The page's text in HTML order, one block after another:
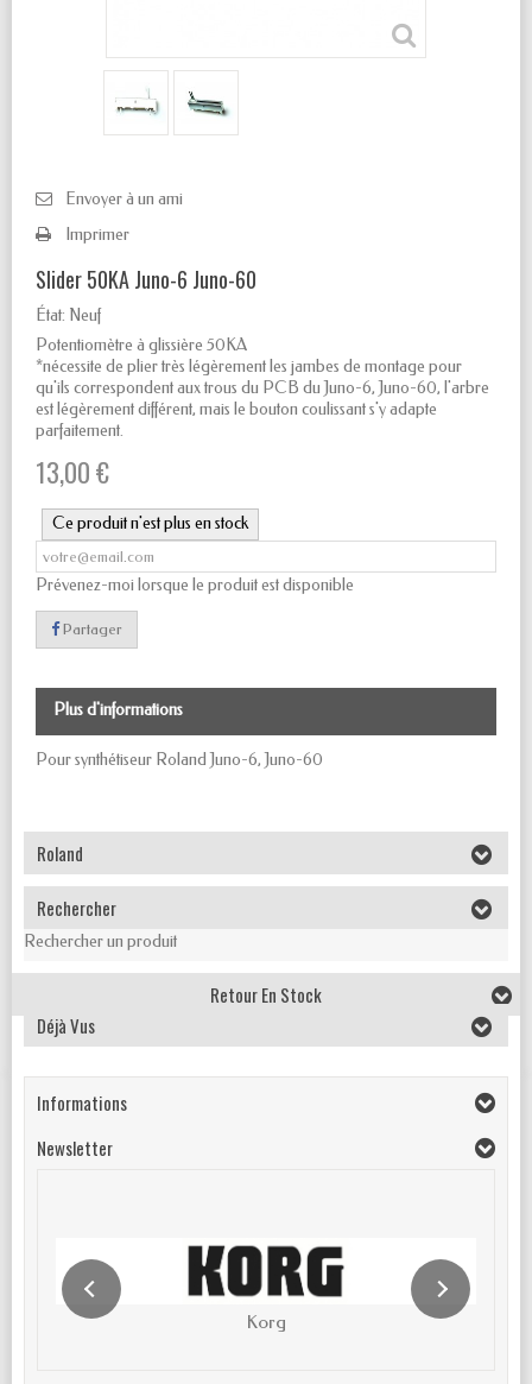
Envoyer à un ami
Imprimer
Slider 50KA Juno-6 Juno-60
État: Neuf
Potentiomètre à glissière 50KA
*nécessite de plier très légèrement les jambes de montage pour
qu'ils correspondent aux trous du PCB du Juno-6, Juno-60, l'arbre
est légèrement différent, mais le bouton coulissant s'y adapte
parfaitement.
13,00 €
Ce produit n'est plus en stock
Prévenez-moi lorsque le produit est disponible
Partager
Plus d'informations
Pour synthétiseur Roland Juno-6, Juno-60
Roland
Rechercher
Rechercher un produit
Retour En Stock
Déjà Vus
Informations
Newsletter
Korg